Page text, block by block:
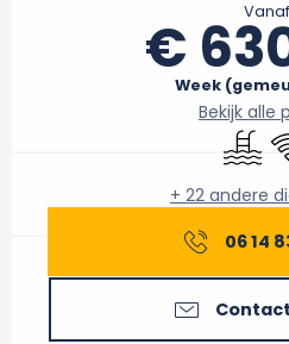
Vanaf
€Week
Bekijk alle
+ 22 andere
06 14